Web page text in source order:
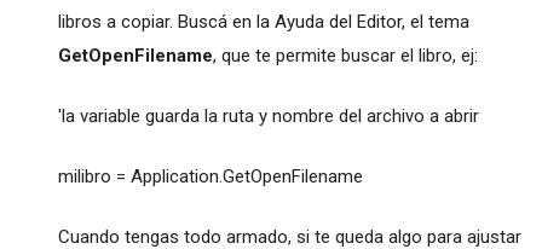
libros a copiar. Buscá en la Ayuda del Editor, el tema
GetOpenFilename, que te permite buscar el libro, ej:
'la variable guarda la ruta y nombre del archivo a abrir
milibro = Application.GetOpenFilename
Cuando tengas todo armado, si te queda algo para ajustar